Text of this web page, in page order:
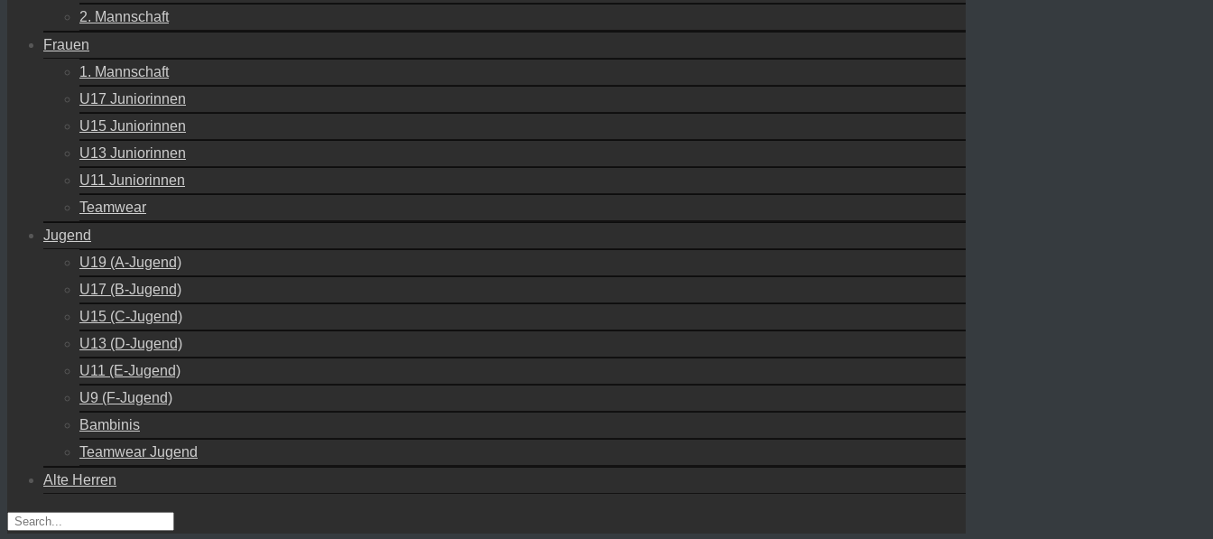
2. Mannschaft
Frauen
1. Mannschaft
U17 Juniorinnen
U15 Juniorinnen
U13 Juniorinnen
U11 Juniorinnen
Teamwear
Jugend
U19 (A-Jugend)
U17 (B-Jugend)
U15 (C-Jugend)
U13 (D-Jugend)
U11 (E-Jugend)
U9 (F-Jugend)
Bambinis
Teamwear Jugend
Alte Herren